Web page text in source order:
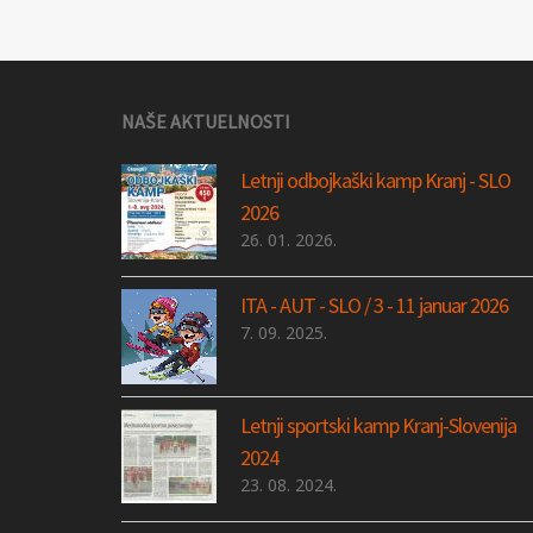
NAŠE AKTUELNOSTI
Letnji odbojkaški kamp Kranj - SLO
2026
26. 01. 2026.
ITA - AUT - SLO / 3 - 11 januar 2026
7. 09. 2025.
Letnji sportski kamp Kranj-Slovenija
2024
23. 08. 2024.